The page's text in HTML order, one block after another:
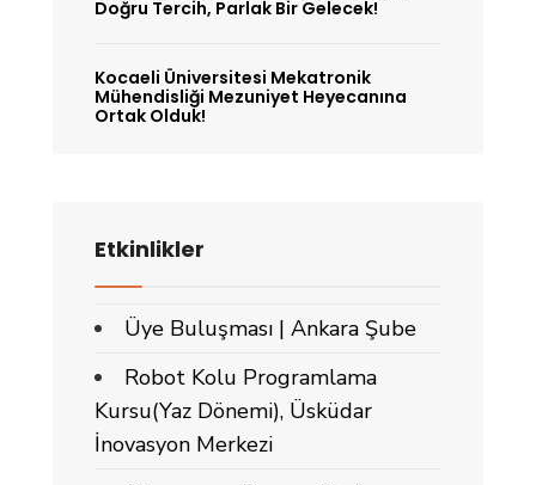
Doğru Tercih, Parlak Bir Gelecek!
Kocaeli Üniversitesi Mekatronik
Mühendisliği Mezuniyet Heyecanına
Ortak Olduk!
Etkinlikler
Üye Buluşması | Ankara Şube
Robot Kolu Programlama
Kursu(Yaz Dönemi), Üsküdar
İnovasyon Merkezi